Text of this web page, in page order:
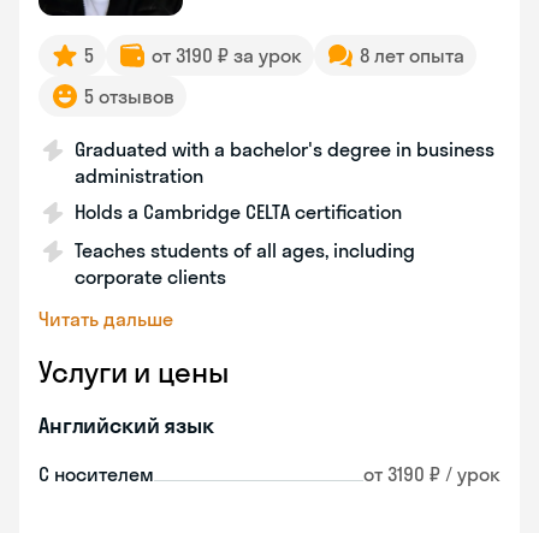
5 от 3190 ₽ за урок
8 лет опыта
5 отзывов
Graduated with a bachelor's degree in business
administration
Holds a Cambridge CELTA certification
Teaches students of all ages, including
corporate clients
Читать дальше
Услуги и цены
Английский язык
С носителем от 3190 ₽ / урок